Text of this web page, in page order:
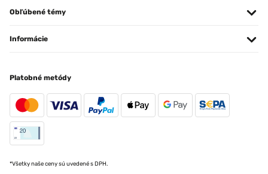
Obľúbené témy
Informácie
Platobné metódy
*Všetky naše ceny sú uvedené s DPH.